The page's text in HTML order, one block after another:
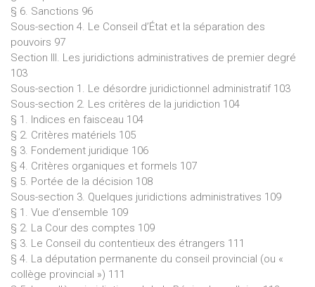
§ 6. Sanctions 96
Sous-section 4. Le Conseil d’État et la séparation des
pouvoirs 97
Section III. Les juridictions administratives de premier degré
103
Sous-section 1. Le désordre juridictionnel administratif 103
Sous-section 2. Les critères de la juridiction 104
§ 1. Indices en faisceau 104
§ 2. Critères matériels 105
§ 3. Fondement juridique 106
§ 4. Critères organiques et formels 107
§ 5. Portée de la décision 108
Sous-section 3. Quelques juridictions administratives 109
§ 1. Vue d’ensemble 109
§ 2. La Cour des comptes 109
§ 3. Le Conseil du contentieux des étrangers 111
§ 4. La députation permanente du conseil provincial (ou «
collège provincial ») 111